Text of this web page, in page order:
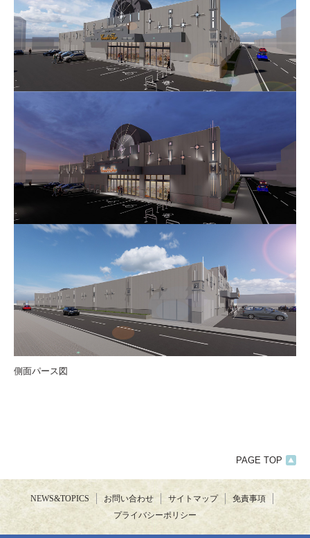
側面パース図
PAGE TOP
NEWS&TOPICS お問い合わせ サイトマップ
免責事項
プライバシーポリシー